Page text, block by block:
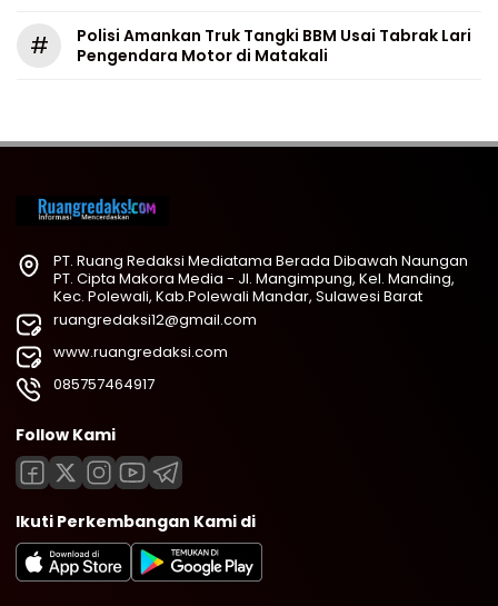
#
Polisi Amankan Truk Tangki BBM Usai Tabrak Lari
Pengendara Motor di Matakali
PT. Ruang Redaksi Mediatama Berada Dibawah Naungan
PT. Cipta Makora Media - Jl. Mangimpung, Kel. Manding,
Kec. Polewali, Kab.Polewali Mandar, Sulawesi Barat
ruangredaksi12@gmail.com
www.ruangredaksi.com
085757464917
Follow Kami
Ikuti Perkembangan Kami di